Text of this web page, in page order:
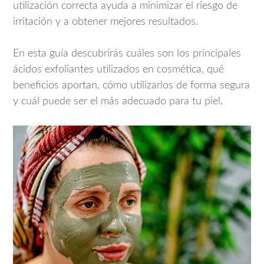
utilización correcta ayuda a minimizar el riesgo de
irritación y a obtener mejores resultados.
En esta guía descubrirás cuáles son los principales
ácidos exfoliantes utilizados en cosmética, qué
beneficios aportan, cómo utilizarlos de forma segura
y cuál puede ser el más adecuado para tu piel.